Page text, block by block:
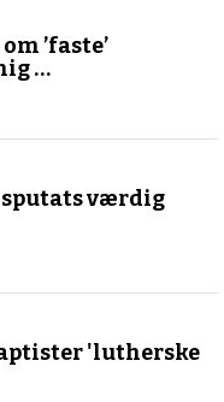
’faste’
…
værdig
'lutherske